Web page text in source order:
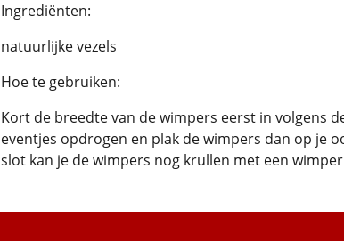
Ingrediënten:
natuurlijke vezels
Hoe te gebruiken:
Kort de breedte van de wimpers eerst in volgens
eventjes opdrogen en plak de wimpers dan op je
slot kan je de wimpers nog krullen met een